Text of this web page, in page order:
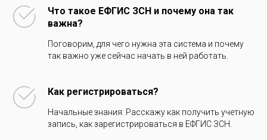
Что такое ЕФГИС ЗСН и почему она так
важна?
Поговорим, для чего нужна эта система и почему
так важно уже сейчас начать в ней работать.
Как регистрироваться?
Начальные знания: Расскажу как получить учетную
запись, как зарегистрироваться в ЕФГИС ЗСН.